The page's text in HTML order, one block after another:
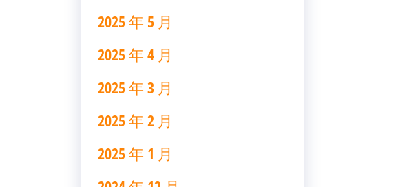
2025 年 5 月
2025 年 4 月
2025 年 3 月
2025 年 2 月
2025 年 1 月